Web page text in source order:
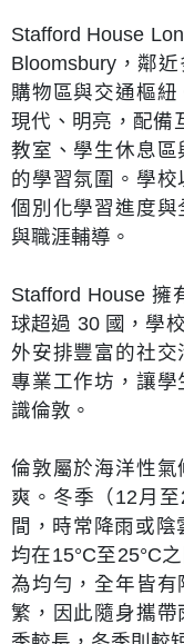
Stafford House
Bloomsbury，鄰
購物區與交通樞
現代、明亮，配備
教室、學生休息
的學習氛圍。學
個別化學習進度
與職涯輔導。
Stafford House
球超過 30 國，學
外安排豐富的社
專業工作坊，讓
識倫敦。
倫敦屬於海洋性
爽。冬季（12月至
間，時常降雨或
均在15°C至25°C
為均勻，全年皆
繁，因此隨身攜